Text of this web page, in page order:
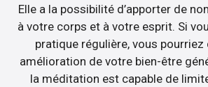
Elle a la possibilité d’apporter de
à votre corps et à votre esprit. Si
pratique régulière, vous
amélioration de votre bien-être
la méditation est capable de